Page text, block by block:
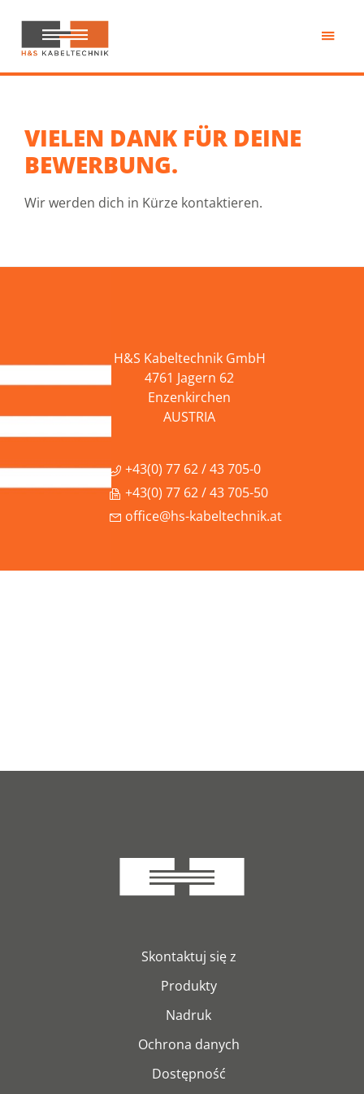
treści
H&S
Kabeltechnik
VIELEN DANK FÜR DEINE
BEWERBUNG.
Wir werden dich in Kürze kontaktieren.
H&S Kabeltechnik GmbH
4761 Jagern 62
Enzenkirchen
AUSTRIA
+43(0) 77 62 / 43 705-0
+43(0) 77 62 / 43 705-50
office@hs-kabeltechnik.at
Skontaktuj się z
Produkty
Nadruk
Ochrona danych
Dostępność